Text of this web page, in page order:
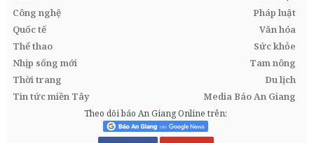
Công nghệ
Pháp luật
Quốc tế
Văn hóa
Thể thao
Sức khỏe
Nhịp sống mới
Tam nông
Thời trang
Du lịch
Tin tức miền Tây
Media Báo An Giang
Theo dõi báo An Giang Online trên: